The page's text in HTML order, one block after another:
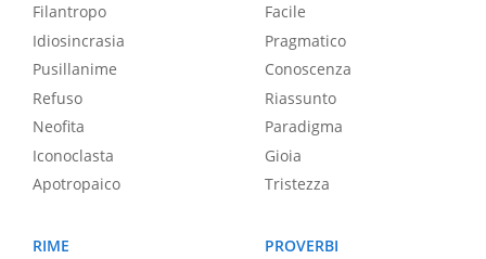
Filantropo
Idiosincrasia
Pusillanime
Refuso
Neofita
Iconoclasta
Apotropaico
Facile
Pragmatico
Conoscenza
Riassunto
Paradigma
Gioia
Tristezza
RIME
PROVERBI